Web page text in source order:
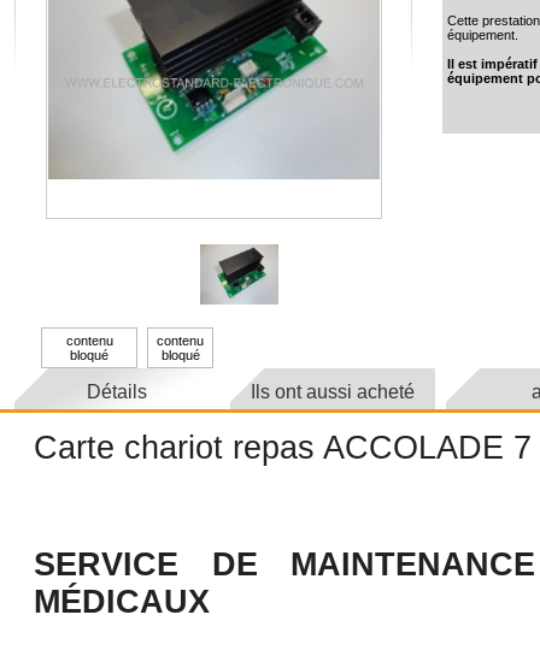
contenu
bloqué
contenu
bloqué
Cette
équipement.
Il est
équipement
Détails Ils ont aussi acheté
Carte chariot repas ACCOLADE
SERVICE DE
MÉDICAUX